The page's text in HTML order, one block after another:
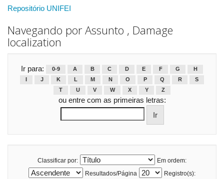
Repositório UNIFEI
Navegando por Assunto , Damage
localization
Ir para: 0-9 A B C D E F G
H
J K L M N O P Q R
S
T
U V W X Y Z
ou entre com as primeiras letras:
Classificar por:
Em ordem:
Resultados/Página
Registro(s):